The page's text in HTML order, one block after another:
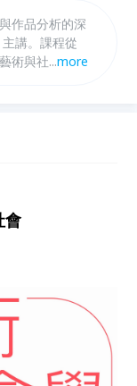
作品分析的深
講。課程從
術與社會關係
文本，更協助
...more
會